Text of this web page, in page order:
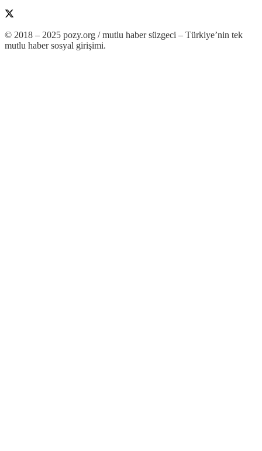
© 2018 – 2025 pozy.org / mutlu haber süzgeci – Türkiye’nin tek
mutlu haber sosyal girişimi.